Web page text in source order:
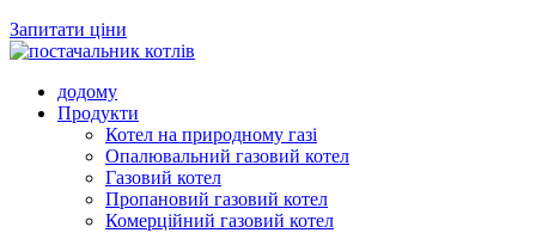
Запитати ціни
додому
Продукти
Котел на природному газі
Опалювальний газовий котел
Газовий котел
Пропановий газовий котел
Комерційний газовий котел